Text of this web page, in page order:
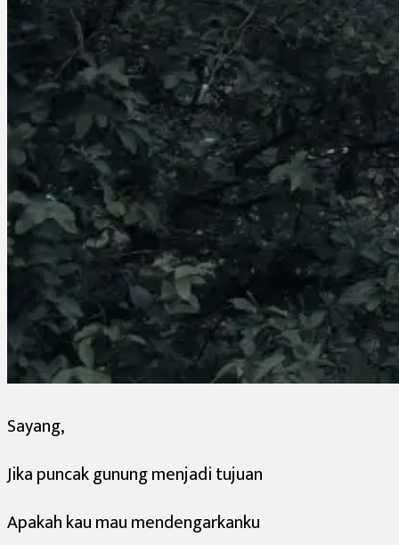
Sayang,
Jika puncak gunung menjadi tujuan
Apakah kau mau mendengarkanku